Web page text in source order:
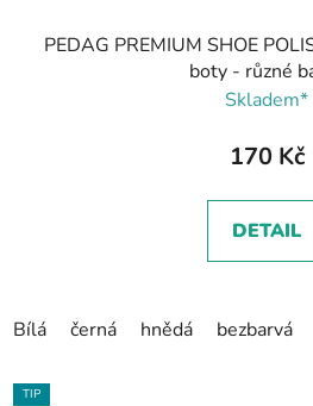
PEDAG PREMIUM SHOE
boty - různé
Skladem*
170 Kč
DETAIL
Bílá černá hnědá bezbarvá
TIP